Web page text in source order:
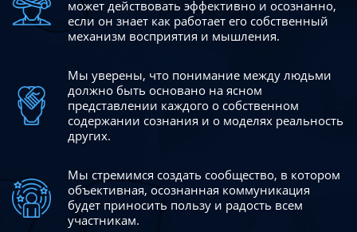
может действовать эффективно и осознанно,
если он знает как работает его собственный
механизм восприятия и мышления.
Мы уверены, что понимание между людьми
должно быть основано на ясном
представлении каждого о собственном
содержании сознания и о моделях реальность
других.
Мы стремимся создать сообщество, в котором
объективная, осознанная коммуникация
будет приносить пользу и радость всем
участникам.